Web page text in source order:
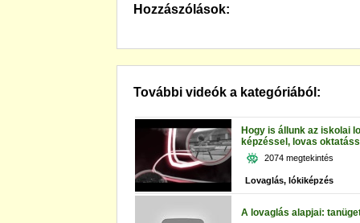
Hozzászólások:
További videók a kategóriából:
Hogy is állunk az iskolai
képzéssel, lovas
2074 megtekintés
Lovaglás, lókiképzés
A lovaglás alapjai: